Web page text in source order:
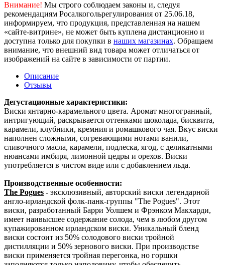
Внимание! Мы строго соблюдаем законы и, следуя
рекомендациям Росалкогольрегулирования от 25.06.18,
информируем, что продукция, представленная на нашем
«сайте-витрине», не может быть куплена дистанционно и
доступна только для покупки в наших магазинах. Обращаем
внимание, что внешний вид товара может отличаться от
изображений на сайте в зависимости от партии.
Описание
Отзывы
Дегустационные характеристики:
Виски янтарно-карамельного цвета. Аромат многогранный,
интригующий, раскрывается оттенками шоколада, бисквита,
карамели, клубники, кремния и ромашкового чая. Вкус виски
наполнен сложными, согревающими нотами ванили,
сливочного масла, карамели, подлеска, ягод, с деликатными
нюансами имбиря, лимонной цедры и орехов. Виски
употребляется в чистом виде или с добавлением льда.
Производственные особенности:
The Pogues - эксклюзивный, авторский виски легендарной
англо-ирландской фолк-панк-группы "The Pogues". Этот
виски, разработанный Барри Уолшем и Фрэнком Макхарди,
имеет наивысшее содержание солода, чем в любом другом
купажированном ирландском виски. Уникальный бленд
виски состоит из 50% солодового виски тройной
дистилляции и 50% зернового виски. При производстве
виски применяется тройная перегонка, но горшки